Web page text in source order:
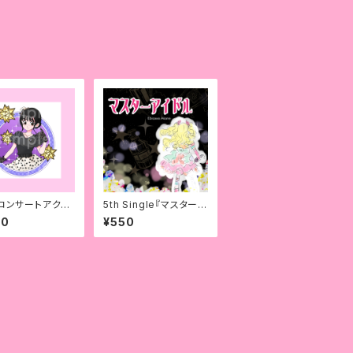
サートアクリ
ルダー
5th Single『マスターア
イドル』
¥550